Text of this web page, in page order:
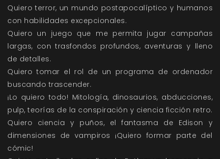
Quiero terror, un mundo postapocalíptico y humanos
con habilidades excepcionales.
Quiero un juego que me permita jugar campañas
largas, con trasfondos profundos, aventuras y lleno
de detalles.
Quiero tomar el rol de un programa de ordenador
buscando trascender.
¡Lo quiero todo! Mitología, dinosaurios, abducciones,
pulp, teorías de la conspiración y ciencia ficción retro.
Quiero ciencia y puños, el fantasma de Edison y
dimensiones de vampiros ¡Quiero formar parte del
cómic!